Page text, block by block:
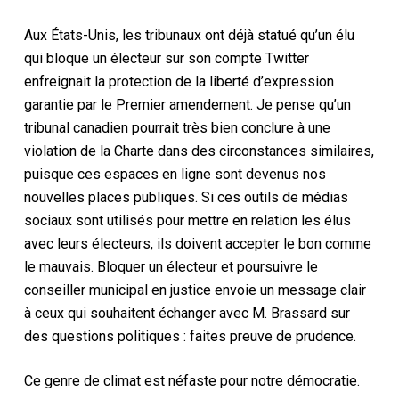
Aux États-Unis, les tribunaux ont déjà statué qu’un élu
qui bloque un électeur sur son compte Twitter
enfreignait la protection de la liberté d’expression
garantie par le Premier amendement. Je pense qu’un
tribunal canadien pourrait très bien conclure à une
violation de la Charte dans des circonstances similaires,
puisque ces espaces en ligne sont devenus nos
nouvelles places publiques. Si ces outils de médias
sociaux sont utilisés pour mettre en relation les élus
avec leurs électeurs, ils doivent accepter le bon comme
le mauvais. Bloquer un électeur et poursuivre le
conseiller municipal en justice envoie un message clair
à ceux qui souhaitent échanger avec M. Brassard sur
des questions politiques : faites preuve de prudence.
Ce genre de climat est néfaste pour notre démocratie.